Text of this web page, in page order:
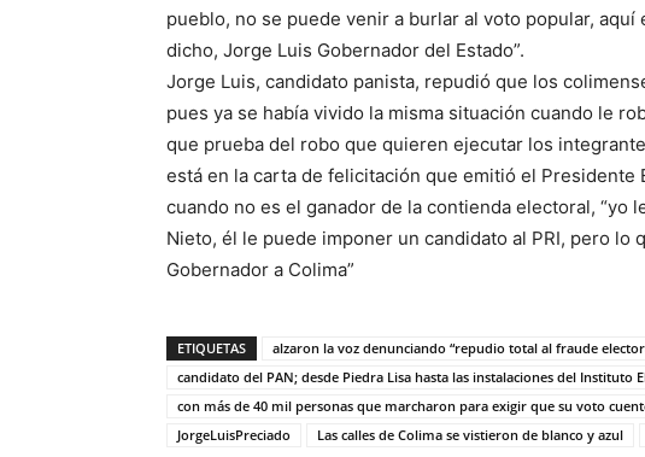
pueblo, no se puede venir a burlar al voto popular,
dicho, Jorge Luis Gobernador del Estado”.
Jorge Luis, candidato panista, repudió que los
pues ya se había vivido la misma situación cuando le
que prueba del robo que quieren ejecutar los
está en la carta de felicitación que emitió el Presidente
cuando no es el ganador de la contienda electoral, “yo
Nieto, él le puede imponer un candidato al PRI, pero lo
Gobernador a Colima”
ETIQUETAS
alzaron la voz denunciando “repudio total al fraude
candidato del PAN; desde Piedra Lisa hasta las instalaciones del Instituto
con más de 40 mil personas que marcharon para exigir que su voto
JorgeLuisPreciado
Las calles de Colima se vistieron de blanco y azul